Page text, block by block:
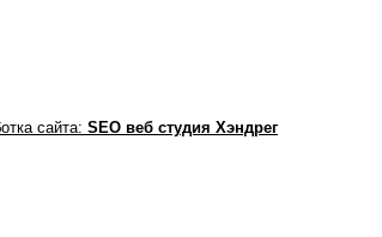
сайта: SEO веб студия Хэндрег